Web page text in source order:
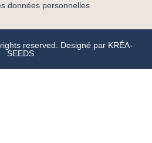
données personnelles
reserved. Designé par KRÉA-
SEEDS